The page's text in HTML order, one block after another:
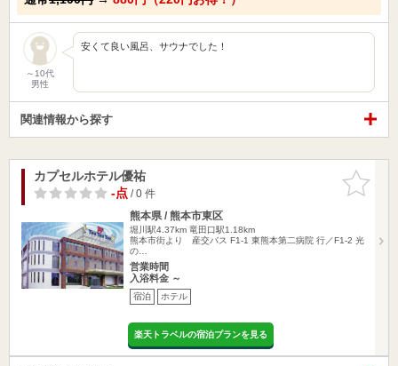
～10代
男性
安くて良い風呂、サウナでした！
関連情報から探す
お気に入
りに追加
カプセルホテル優祐
-点/ 0 件
熊本県 / 熊本市東区
堀川駅4.37km 竜田口駅1.18km
熊本市街より 産交バス F1-1 東熊本第二病院 行／F1-2 光
の…
営業時間
入浴料金 ～
宿泊 ホテル
楽天トラベルの宿泊プランを見る